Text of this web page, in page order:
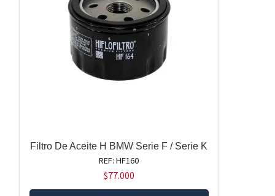
Filtro De Aceite H BMW Serie F / Serie K
REF: HF160
$77.000